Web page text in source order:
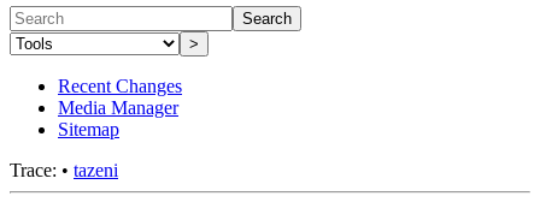
Search
>
Recent Changes
Media Manager
Sitemap
Trace: • tazeni